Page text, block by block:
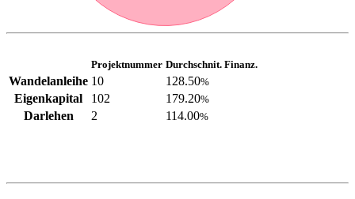
Projektnummer Durchschnit. Finanz.
Wandelanleihe 10 128.50%
Eigenkapital 102 179.20%
Darlehen 2 114.00%